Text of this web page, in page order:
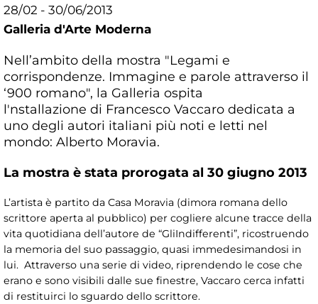
28/02 - 30/06/2013
Galleria d'Arte Moderna
Nell’ambito della mostra "Legami e
corrispondenze. Immagine e parole attraverso il
‘900 romano", la Galleria ospita
l'nstallazione di Francesco Vaccaro dedicata a
uno degli autori italiani più noti e letti nel
mondo: Alberto Moravia.
La mostra è stata prorogata al 30 giugno 2013
L’artista è partito da Casa Moravia (dimora romana dello
scrittore aperta al pubblico) per cogliere alcune tracce della
vita quotidiana dell’autore de “GliIndifferenti”, ricostruendo
la memoria del suo passaggio, quasi immedesimandosi in
lui. Attraverso una serie di video, riprendendo le cose che
erano e sono visibili dalle sue finestre, Vaccaro cerca infatti
di restituirci lo sguardo dello scrittore.